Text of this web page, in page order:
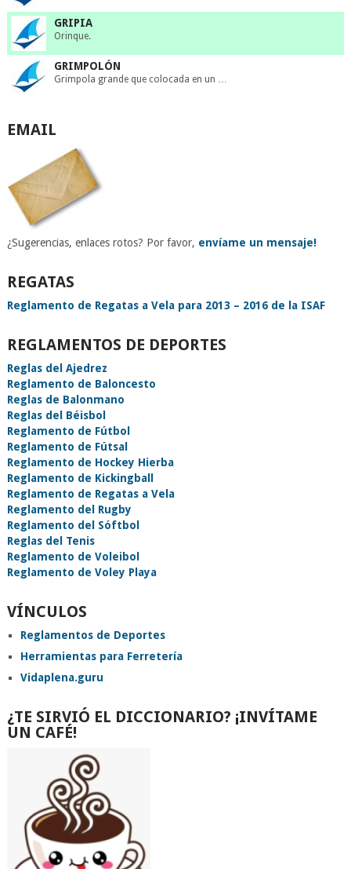
GRIPIA
Orinque.
GRIMPOLÓN
Grimpola grande que colocada en un …
EMAIL
¿Sugerencias, enlaces rotos? Por favor, envíame un mensaje!
REGATAS
Reglamento de Regatas a Vela para 2013 – 2016 de la ISAF
REGLAMENTOS DE DEPORTES
Reglas del Ajedrez
Reglamento de Baloncesto
Reglas de Balonmano
Reglas del Béisbol
Reglamento de Fútbol
Reglamento de Fútsal
Reglamento de Hockey Hierba
Reglamento de Kickingball
Reglamento de Regatas a Vela
Reglamento del Rugby
Reglamento del Sóftbol
Reglas del Tenis
Reglamento de Voleibol
Reglamento de Voley Playa
VÍNCULOS
Reglamentos de Deportes
Herramientas para Ferretería
Vidaplena.guru
¿TE SIRVIÓ EL DICCIONARIO? ¡INVÍTAME
UN CAFÉ!